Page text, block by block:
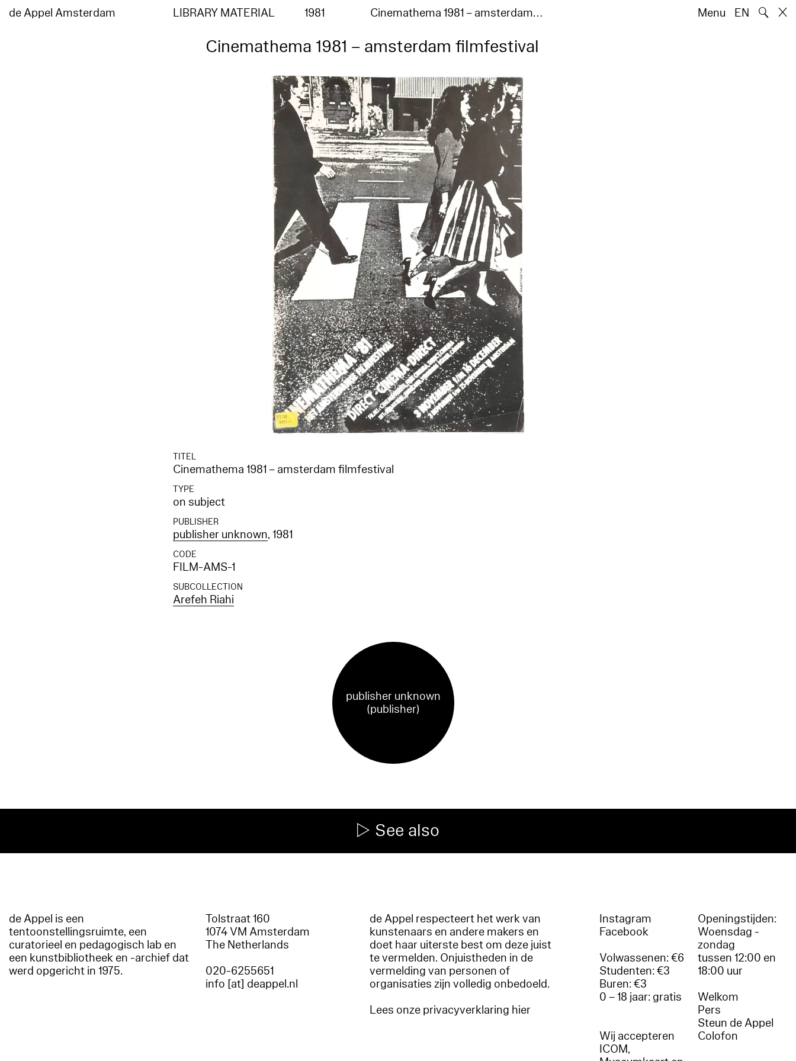
de Appel Amsterdam LIBRARY MATERIAL 1981 Cinemathema 1981 – amsterdam… Menu EN 🔍
Cinemathema 1981 – amsterdam filmfestival
TITEL
Cinemathema 1981 – amsterdam filmfestival
TYPE
on subject
PUBLISHER
publisher unknown, 1981
CODE
FILM-AMS-1
SUBCOLLECTION
Arefeh Riahi
publisher unknown
(publisher)
See also
de Appel is een
tentoonstellingsruimte, een
curatorieel en pedagogisch lab en
een kunstbibliotheek en -archief dat
werd opgericht in 1975.
Tolstraat 160
1074 VM Amsterdam
The Netherlands
020-6255651
info [at] deappel.nl
de Appel respecteert het werk van
kunstenaars en andere makers en
doet haar uiterste best om deze juist
te vermelden. Onjuistheden in de
vermelding van personen of
organisaties zijn volledig onbedoeld.
Lees onze privacyverklaring hier
Instagram
Facebook
Volwassenen: €6
Studenten: €3
Buren: €3
0 – 18 jaar: gratis
Wij accepteren
ICOM,
Openingstijden:
Woensdag -
zondag
tussen 12:00 en
18:00 uur
Welkom
Pers
Steun de Appel
Colofon